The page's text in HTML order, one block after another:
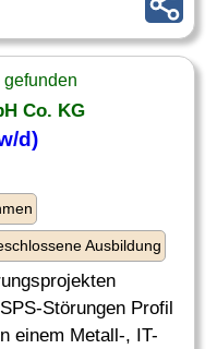
gefunden
Co. KG
d)
Ausbildung
Störungen Profil
einem Metall-, IT-